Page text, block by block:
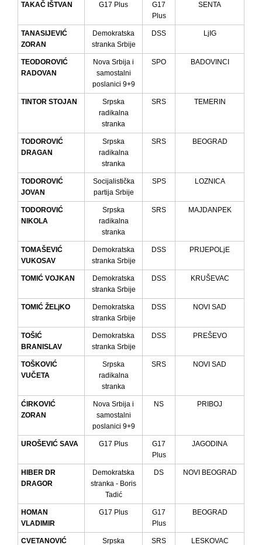
TAKAČ IŠTVAN G17 Plus
G17
Plus
SENTA
TANASIJEVIĆ
ZORAN
Demokratska
stranka Srbije
DSS LjIG
TEODOROVIĆ
RADOVAN
Nova Srbija i
samostalni
poslanici 9+9
SPO BADOVINCI
TINTOR STOJAN
Srpska
radikalna
stranka
SRS TEMERIN
TODOROVIĆ
DRAGAN
Srpska
radikalna
stranka
SRS BEOGRAD
TODOROVIĆ
JOVAN
Socijalistička
partija Srbije
SPS LOZNICA
TODOROVIĆ
NIKOLA
Srpska
radikalna
stranka
SRS MAJDANPEK
TOMAŠEVIĆ
VUKOSAV
Demokratska
stranka Srbije
DSS PRIJEPOLjE
TOMIĆ VOJKAN
Demokratska
stranka Srbije
DSS KRUŠEVAC
TOMIĆ ŽELjKO
Demokratska
stranka Srbije
DSS NOVI SAD
TOŠIĆ
BRANISLAV
Demokratska
stranka Srbije
DSS PREŠEVO
TOŠKOVIĆ
VUČETA
Srpska
radikalna
stranka
SRS NOVI SAD
ĆIRKOVIĆ
ZORAN
Nova Srbija i
samostalni
poslanici 9+9
NS PRIBOJ
UROŠEVIĆ SAVA G17 Plus
G17
Plus
JAGODINA
HIBER DR
DRAGOR
Demokratska
stranka - Boris
Tadić
DS NOVI BEOGRAD
HOMAN
VLADIMIR
G17 Plus
G17
Plus
BEOGRAD
CVETANOVIĆ Srpska SRS LESKOVAC